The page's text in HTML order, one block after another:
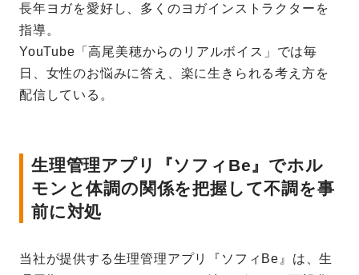
長年ヨガを愛好し、多くのヨガインストラクターを
指導。
YouTube「高尾美穂からのリアルボイス」では毎
日、女性のお悩みに答え、楽に生きられる考え方を
配信している。
生理管理アプリ『ソフィBe』でホル
モンと体調の関係を把握して不調を事
前に対処
当社が提供する生理管理アプリ『ソフィBe』は、生